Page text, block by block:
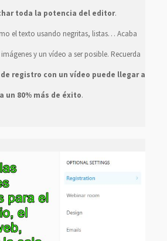
toda la potencia del editor.
el texto usando negritas, listas… Acaba
y un vídeo a ser posible. Recuerda
registro con un vídeo puede llegar a
un 80% más de éxito.